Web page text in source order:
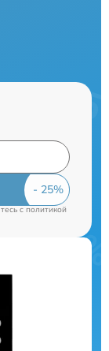
cполитикой